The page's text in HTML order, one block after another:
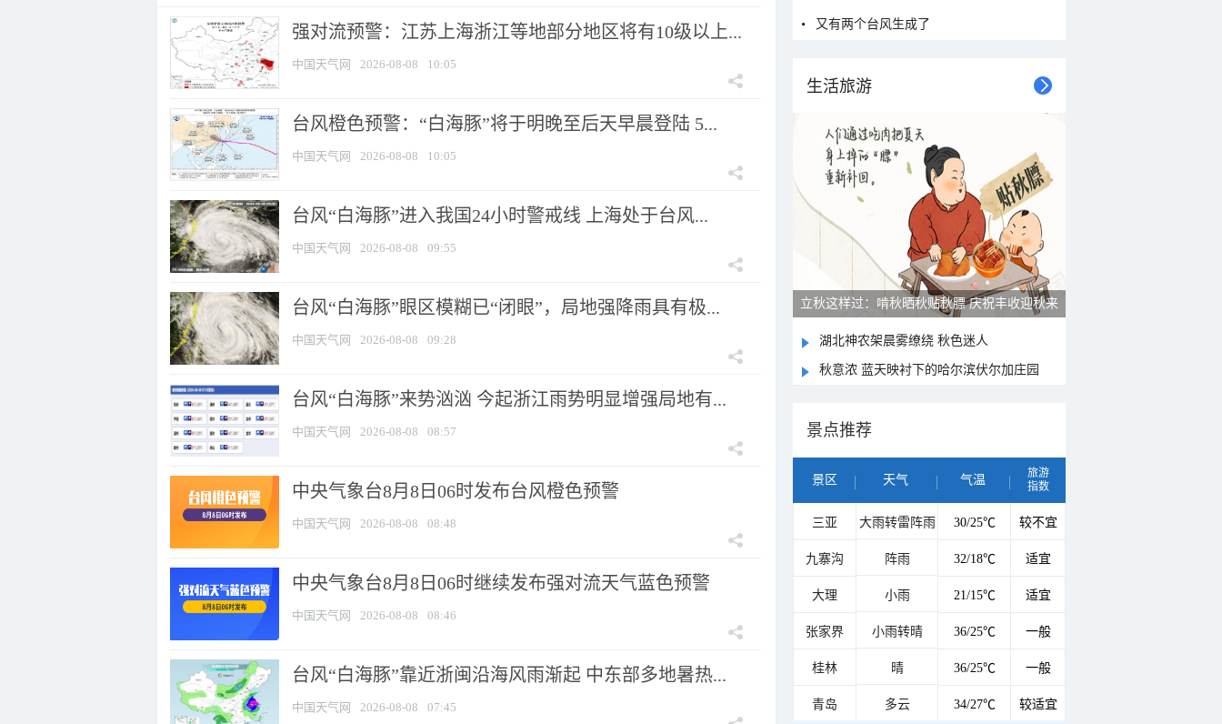
强对流预警：江苏上海浙江等地部分地区将有10级以上...
中国天气网 2026-08-08 10:05
台风橙色预警：“白海豚”将于明晚至后天早晨登陆 5...
中国天气网 2026-08-08 10:05
台风“白海豚”进入我国24小时警戒线 上海处于台风...
中国天气网 2026-08-08 09:55
台风“白海豚”眼区模糊已“闭眼”，局地强降雨具有极...
中国天气网 2026-08-08 09:28
台风“白海豚”来势汹汹 今起浙江雨势明显增强局地有...
中国天气网 2026-08-08 08:57
中央气象台8月8日06时发布台风橙色预警
中国天气网 2026-08-08 08:48
中央气象台8月8日06时继续发布强对流天气蓝色预警
中国天气网 2026-08-08 08:46
台风“白海豚”靠近浙闽沿海风雨渐起 中东部多地暑热...
中国天气网 2026-08-08 07:45
又有两个台风生成了
生活旅游
立秋这样过：啃秋晒秋贴秋膘 庆祝丰收迎秋来
湖北神农架晨雾缭绕 秋色迷人
秋意浓 蓝天映衬下的哈尔滨伏尔加庄园
景点推荐
景区 天气 气温
旅游
指数
三亚 大雨转雷阵雨 30/25℃ 较不宜
九寨沟 阵雨 32/18℃ 适宜
大理 小雨 21/15℃ 适宜
张家界 小雨转晴 36/25℃ 一般
桂林 晴 36/25℃ 一般
青岛 多云 34/27℃ 较适宜